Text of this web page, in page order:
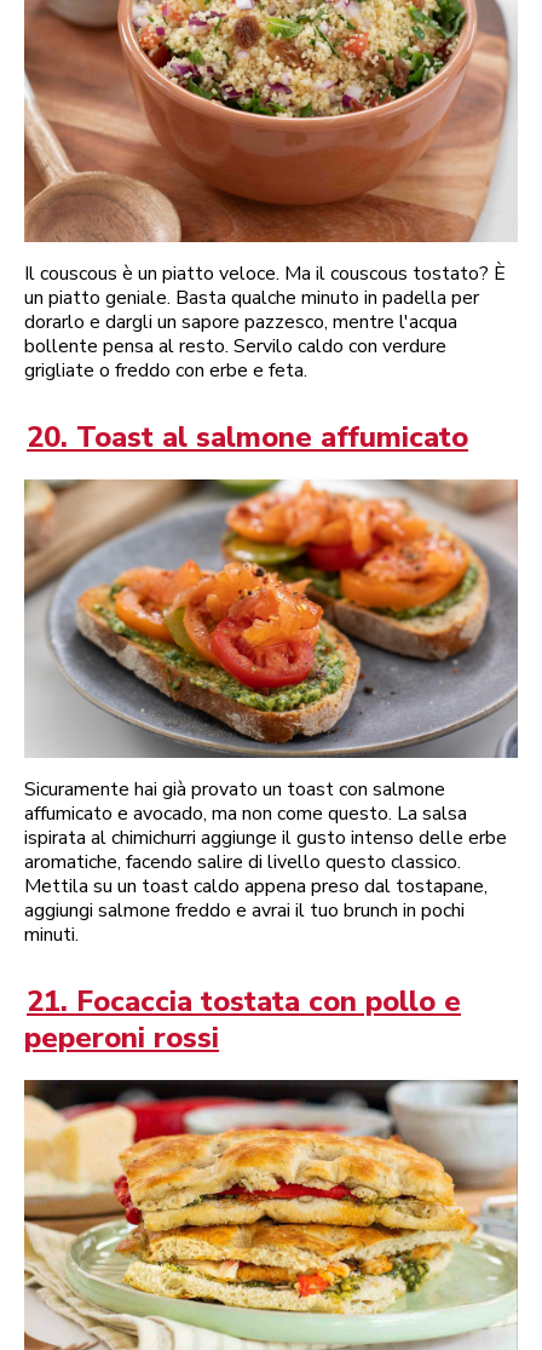
Il couscous è un piatto veloce. Ma il couscous tostato? È
un piatto geniale. Basta qualche minuto in padella per
dorarlo e dargli un sapore pazzesco, mentre l'acqua
bollente pensa al resto. Servilo caldo con verdure
grigliate o freddo con erbe e feta.
20. Toast al salmone affumicato
Sicuramente hai già provato un toast con salmone
affumicato e avocado, ma non come questo. La salsa
ispirata al chimichurri aggiunge il gusto intenso delle erbe
aromatiche, facendo salire di livello questo classico.
Mettila su un toast caldo appena preso dal tostapane,
aggiungi salmone freddo e avrai il tuo brunch in pochi
minuti.
21. Focaccia tostata con pollo e
peperoni rossi